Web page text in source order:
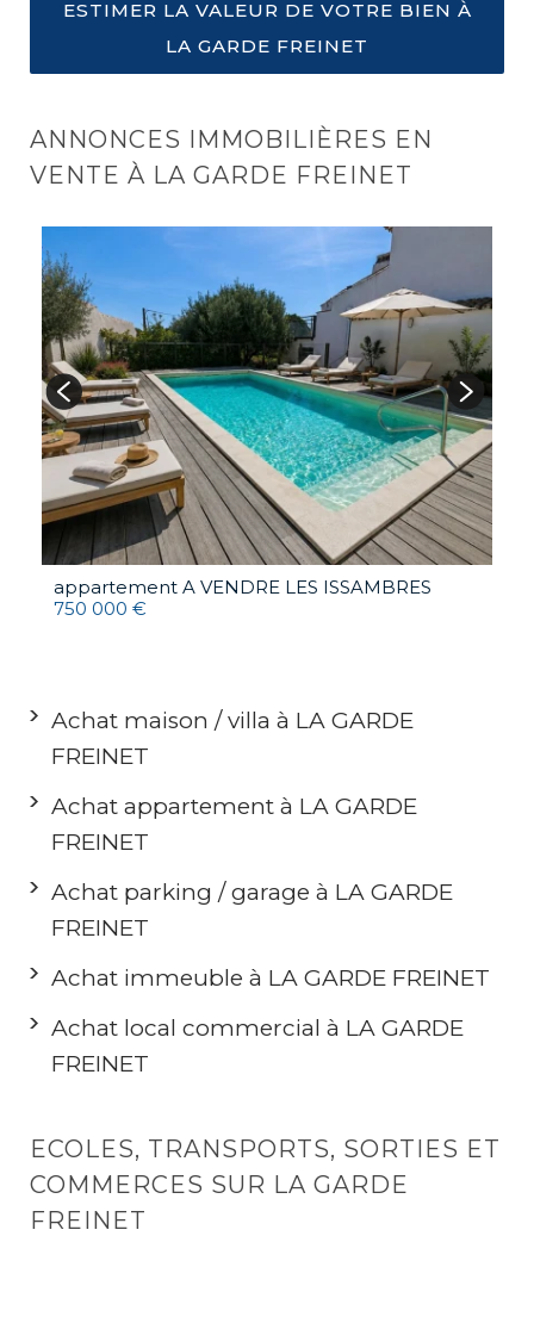
ESTIMER LA VALEUR DE VOTRE BIEN À
LA GARDE FREINET
ANNONCES IMMOBILIÈRES EN
VENTE À LA GARDE FREINET
appartement A VENDRE LES ISSAMBRES
750 000 €
Achat maison / villa à LA GARDE
FREINET
Achat appartement à LA GARDE
FREINET
Achat parking / garage à LA GARDE
FREINET
Achat immeuble à LA GARDE FREINET
Achat local commercial à LA GARDE
FREINET
ECOLES, TRANSPORTS, SORTIES ET
COMMERCES SUR LA GARDE
FREINET